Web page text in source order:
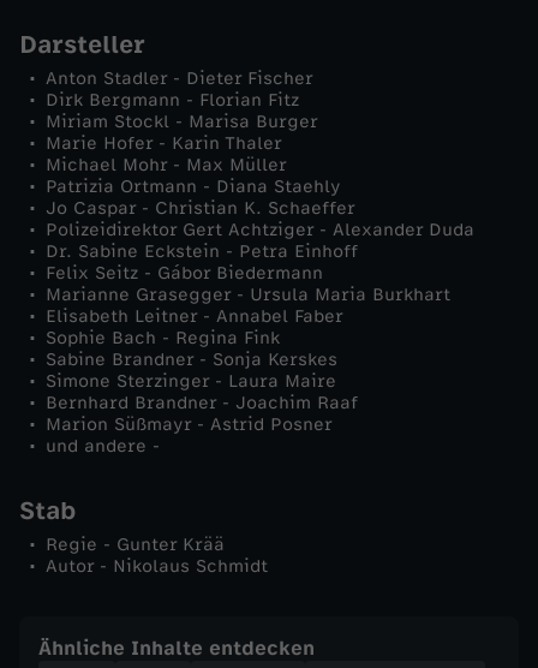
e
m
e
d
i
t
i
e
r
t
Darsteller
Anton Stadler - Dieter Fischer
Dirk Bergmann - Florian Fitz
Miriam Stockl - Marisa Burger
Marie Hofer - Karin Thaler
Michael Mohr - Max Müller
Patrizia Ortmann - Diana Staehly
Jo Caspar - Christian K. Schaeffer
Polizeidirektor Gert Achtziger - Alexander Duda
Dr. Sabine Eckstein - Petra Einhoff
Felix Seitz - Gábor Biedermann
Marianne Grasegger - Ursula Maria Burkhart
Elisabeth Leitner - Annabel Faber
Sophie Bach - Regina Fink
Sabine Brandner - Sonja Kerskes
Simone Sterzinger - Laura Maire
Bernhard Brandner - Joachim Raaf
Marion Süßmayr - Astrid Posner
und andere -
Stab
Regie - Gunter Krää
Autor - Nikolaus Schmidt
Ähnliche Inhalte entdecken